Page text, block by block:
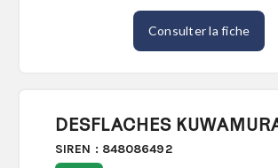
Consulter la fiche
DESFLACHES
SIREN : 848086492